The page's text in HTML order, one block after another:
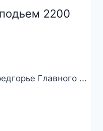
2200
Главного ...